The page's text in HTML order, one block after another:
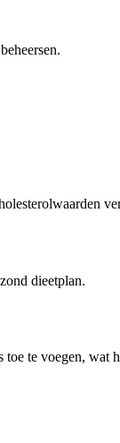
dieetplan.
te voegen, wat